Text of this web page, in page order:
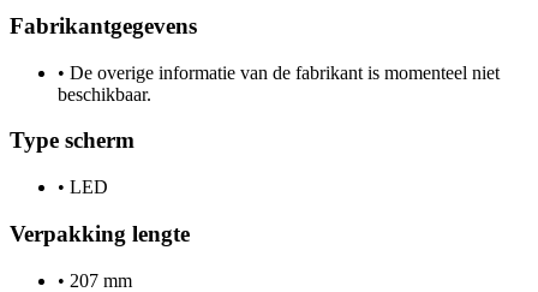
Fabrikantgegevens
• De overige informatie van de fabrikant is momenteel niet
beschikbaar.
Type scherm
• LED
Verpakking lengte
• 207 mm